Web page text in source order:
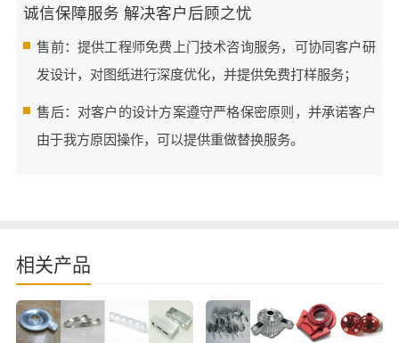
诚信保障服务 解决客户后顾之忧
售前：提供工程师免费上门技术咨询服务，可协同客户研
发设计，对图纸进行深度优化，并提供免费打样服务；
售后：对客户的设计方案遵守严格保密原则，并承诺客户
由于我方原因操作，可以提供重做替换服务。
相关产品